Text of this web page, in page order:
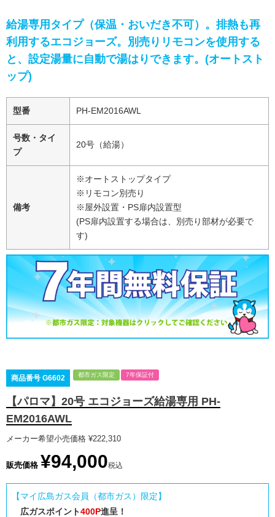
給湯専用タイプ（保温・おいだき不可）。排熱も再
利用するエコジョーズ。別売りリモコンを使用する
と、設定湯量に自動で湯はりできます。(オートスト
ップ)
型番 PH-EM2016AWL
号数・タイ
プ
20号（給湯）
備考
※オートストップタイプ
※リモコン別売り
※屋外設置・PS扉内設置型
(PS扉内設置する場合は、別売り部材が必要で
す)
商品番号 G6602 都市ガス限定 7年保証付
【パロマ】20号 エコジョーズ給湯専用 PH-
EM2016AWL
メーカー希望小売価格 ¥222,310
販売価格 ¥94,000税込
【マイ広島ガス会員（都市ガス）限定】
広ガスポイント400P進呈！